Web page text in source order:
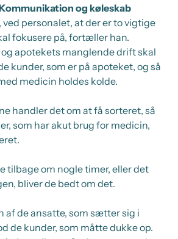
og køleskab
ved personalet, at der er to vigtige
fokusere på, fortæller han.
apotekets manglende drift skal
kunder, som er på apoteket, og så
medicin holdes kolde.
handler det om at få sorteret, så
som har akut brug for medicin,
tilbage om nogle timer, eller det
bliver de bedt om det.
af de ansatte, som sætter sig i
de kunder, som måtte dukke op.